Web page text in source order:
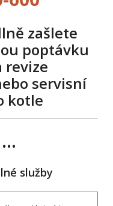
zašlete
poptávku
revize
servisní
kotle
služby